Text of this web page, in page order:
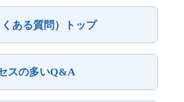
ある質問）トップ
スの多いQ&A